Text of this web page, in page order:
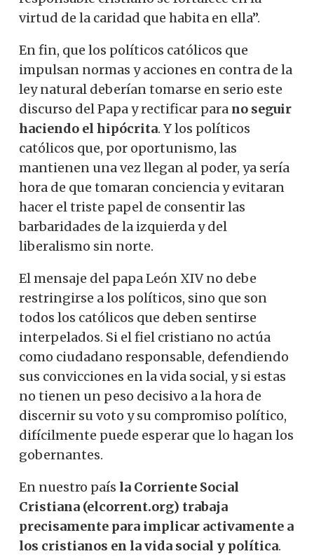
virtud de la caridad que habita en ella”.
En fin, que los políticos católicos que
impulsan normas y acciones en contra de la
ley natural deberían tomarse en serio este
discurso del Papa y rectificar para no seguir
haciendo el hipócrita. Y los políticos
católicos que, por oportunismo, las
mantienen una vez llegan al poder, ya sería
hora de que tomaran conciencia y evitaran
hacer el triste papel de consentir las
barbaridades de la izquierda y del
liberalismo sin norte.
El mensaje del papa León XIV no debe
restringirse a los políticos, sino que son
todos los católicos que deben sentirse
interpelados. Si el fiel cristiano no actúa
como ciudadano responsable, defendiendo
sus convicciones en la vida social, y si estas
no tienen un peso decisivo a la hora de
discernir su voto y su compromiso político,
difícilmente puede esperar que lo hagan los
gobernantes.
En nuestro país la Corriente Social
Cristiana (elcorrent.org) trabaja
precisamente para implicar activamente a
los cristianos en la vida social y política.